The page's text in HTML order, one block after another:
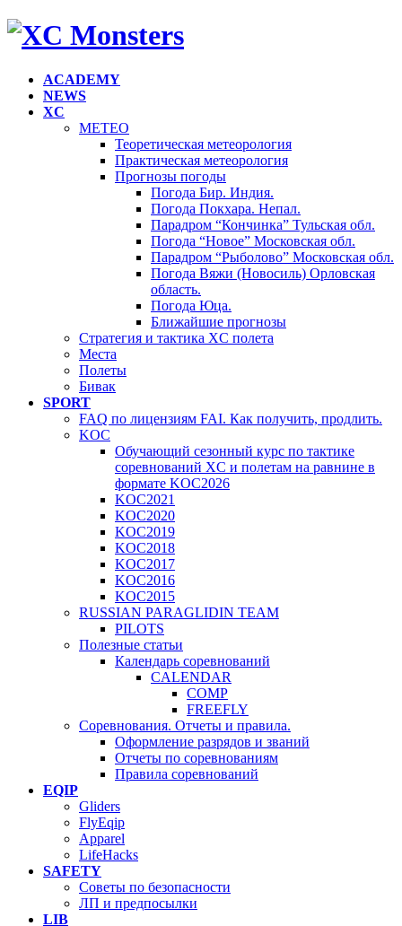
ACADEMY
NEWS
XC
METEO
Теоретическая метеорология
Практическая метеорология
Прогнозы погоды
Погода Бир. Индия.
Погода Покхара. Непал.
Парадром “Кончинка” Тульская обл.
Погода “Новое” Московская обл.
Парадром “Рыболово” Московская обл.
Погода Вяжи (Новосиль) Орловская
область.
Погода Юца.
Ближайшие прогнозы
Стратегия и тактика XC полета
Места
Полеты
Бивак
SPORT
FAQ по лицензиям FAI. Как получить, продлить.
KOC
Обучающий сезонный курс по тактике
соревнований XC и полетам на равнине в
формате KOC2026
KOC2021
KOC2020
KOC2019
KOC2018
KOC2017
KOC2016
KOC2015
RUSSIAN PARAGLIDIN TEAM
PILOTS
Полезные статьи
Календарь соревнований
CALENDAR
COMP
FREEFLY
Соревнования. Отчеты и правила.
Оформление разрядов и званий
Отчеты по соревнованиям
Правила соревнований
EQIP
Gliders
FlyEqip
Apparel
LifeHacks
SAFETY
Советы по безопасности
ЛП и предпосылки
LIB